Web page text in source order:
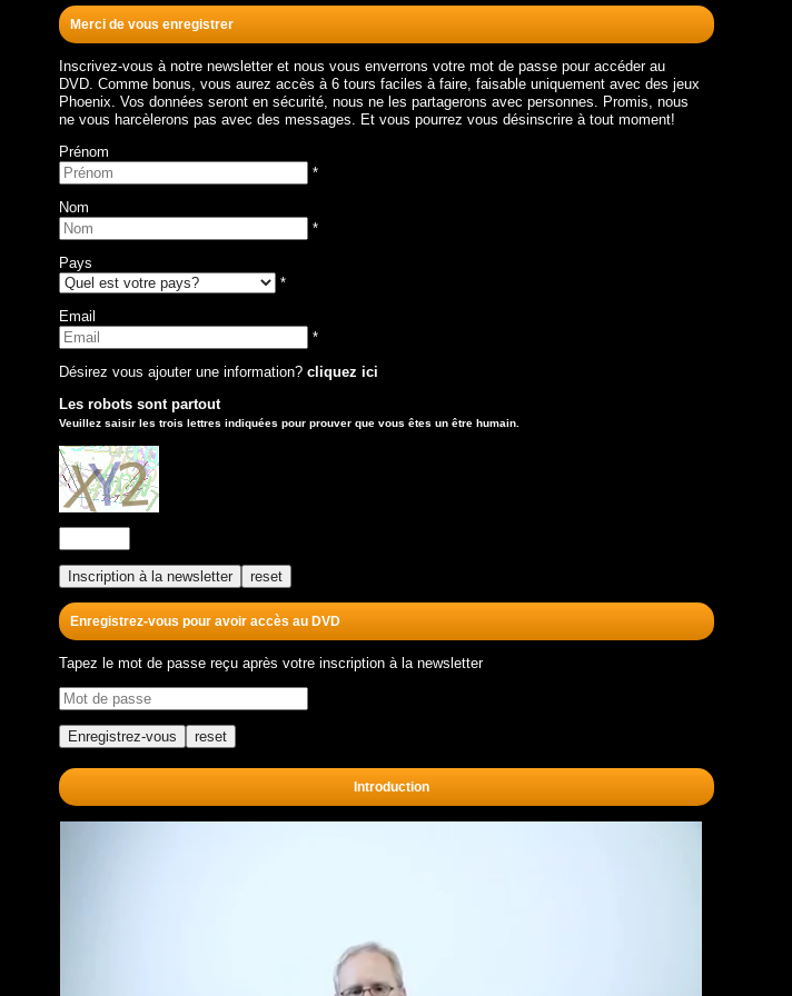
Merci de vous enregistrer
Inscrivez-vous à notre newsletter et nous vous enverrons votre mot de passe pour accéder au
DVD. Comme bonus, vous aurez accès à 6 tours faciles à faire, faisable uniquement avec des jeux
Phoenix. Vos données seront en sécurité, nous ne les partagerons avec personnes. Promis, nous
ne vous harcèlerons pas avec des messages. Et vous pourrez vous désinscrire à tout moment!
Prénom
*
Nom
*
Pays
*
Email
*
Désirez vous ajouter une information?cliquez ici
Les robots sont partout
Veuillez saisir les trois lettres indiquées pour prouver que vous êtes un être humain.
Enregistrez-vous pour avoir accès au DVD
Tapez le mot de passe reçu après votre inscription à la newsletter
Introduction